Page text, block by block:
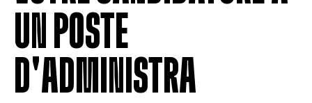
UN POSTE
D'ADMINISTRA